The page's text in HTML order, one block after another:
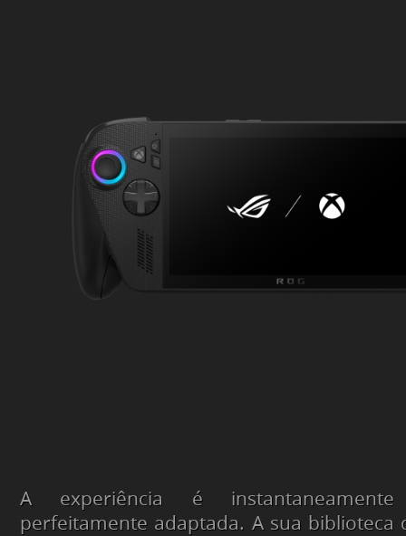
A experiência é
perfeitamente adaptada. A sua biblioteca